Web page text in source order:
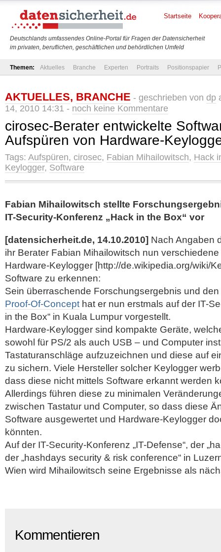
Deutschlands umfassendes Online-Portal für Fragen der Datensicherheit
im privaten, beruflichen, geschäftlichen und behördlichen Umfeld
Startseite
Themen: Aktuelles Branche Experten Portraits Positionspapier
AKTUELLES, BRANCHE - geschrieben von dp
14, 2010 14:31 - noch keine Kommentare
cirosec-Berater entwickelte
Aufspüren von Hardware-
Tags: Aufspüren, cirosec, Fabian Mihailowitsch, Hack
Keylogger, Software
Fabian Mihailowitsch stellte
IT-Security-Konferenz „Hack in the Box“ vor
[datensicherheit.de, 14.10.2010] Nach Angaben
ihr Berater Fabian Mihailowitsch nun
Hardware-Keylogger [http://de.wikipedia.org/wiki/
Software zu erkennen:
Sein überraschende Forschungsergebnis und
Proof-Of-Concept hat er nun erstmals auf der IT-
in the Box“ in Kuala Lumpur vorgestellt.
Hardware-Keylogger sind kompakte Geräte,
sowohl für PS/2 als auch USB – und Computer
Tastaturanschläge aufzuzeichnen und diese auf
zu sichern. Viele Hersteller solcher Keylogger
dass diese nicht mittels Software erkannt werden
Allerdings führen diese zu minimalen
zwischen Tastatur und Computer, so dass diese
Software ausgewertet und Hardware-Keylogger
könnten.
Auf der IT-Security-Konferenz „IT-Defense“, der
der „hashdays security & risk conference“ in
Wien wird Mihailowitsch seine Ergebnisse als
Kommentieren